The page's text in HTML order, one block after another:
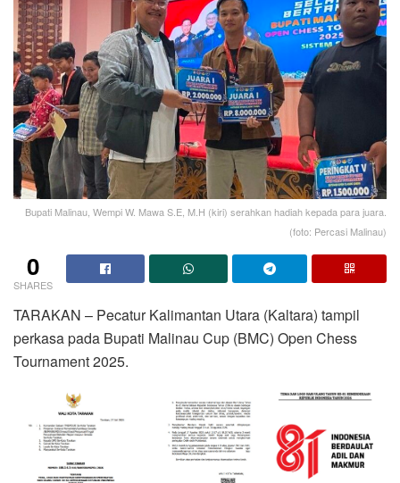
Bupati Malinau, Wempi W. Mawa S.E, M.H (kiri) serahkan hadiah kepada para juara.
(foto: Percasi Malinau)
0
SHARES
TARAKAN – Pecatur Kalimantan Utara (Kaltara) tampil
perkasa pada Bupati Malinau Cup (BMC) Open Chess
Tournament 2025.